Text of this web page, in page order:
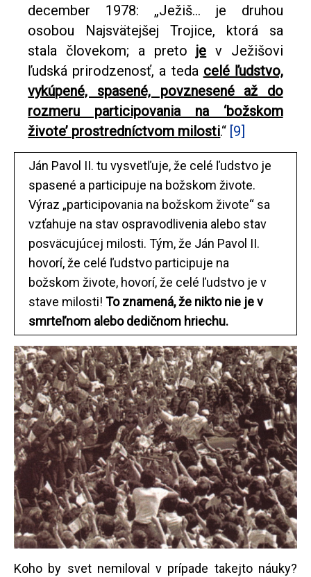
december 1978: „Ježiš... je druhou
osobou Najsvätejšej Trojice, ktorá sa
stala človekom; a preto je v Ježišovi
ľudská prirodzenosť, a teda celé ľudstvo,
vykúpené, spasené, povznesené až do
rozmeru participovania na ‘božskom
živote’ prostredníctvom milosti.“ [9]
Ján Pavol II. tu vysvetľuje, že celé ľudstvo je
spasené a participuje na božskom živote.
Výraz „participovania na božskom živote“ sa
vzťahuje na stav ospravodlivenia alebo stav
posväcujúcej milosti. Tým, že Ján Pavol II.
hovorí, že celé ľudstvo participuje na
božskom živote, hovorí, že celé ľudstvo je v
stave milosti! To znamená, že nikto nie je v
smrteľnom alebo dedičnom hriechu.
Koho by svet nemiloval v prípade takejto náuky?